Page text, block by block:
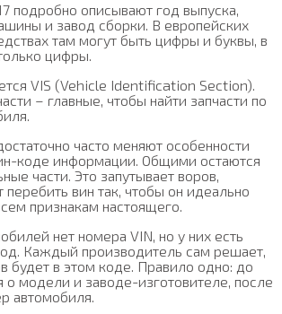
подробно описывают год выпуска,
и завод сборки. В европейских
там могут быть цифры и буквы, в
цифры.
VIS (Vehicle Identification Section).
– главные, чтобы найти запчасти по
часто меняют особенности
коде информации. Общими остаются
части. Это запутывает воров,
перебить вин так, чтобы он идеально
признакам настоящего.
нет номера VIN, но у них есть
Каждый производитель сам решает,
будет в этом коде. Правило одно: до
модели и заводе-изготовителе, после
автомобиля.